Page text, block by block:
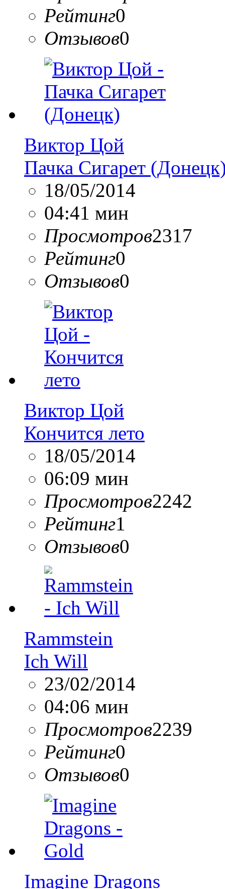
Рейтинг0
Отзывов0
Виктор Цой
Пачка Сигарет
18/05/2014
04:41 мин
Просмотров2317
Рейтинг0
Отзывов0
Виктор Цой
Кончится лето
18/05/2014
06:09 мин
Просмотров2242
Рейтинг1
Отзывов0
Rammstein
Ich Will
23/02/2014
04:06 мин
Просмотров2239
Рейтинг0
Отзывов0
Imagine Dragons